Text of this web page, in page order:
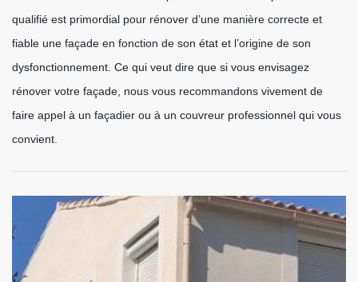
qualifié est primordial pour rénover d’une manière correcte et
fiable une façade en fonction de son état et l’origine de son
dysfonctionnement. Ce qui veut dire que si vous envisagez
rénover votre façade, nous vous recommandons vivement de
faire appel à un façadier ou à un couvreur professionnel qui vous
convient.